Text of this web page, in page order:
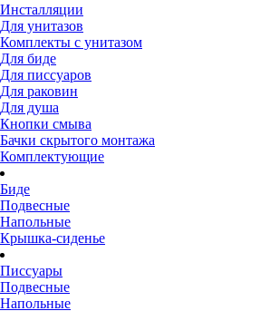
Инсталляции
Для унитазов
Комплекты с унитазом
Для биде
Для писсуаров
Для раковин
Для душа
Кнопки смыва
Бачки скрытого монтажа
Комплектующие
Биде
Подвесные
Напольные
Крышка-сиденье
Писсуары
Подвесные
Напольные